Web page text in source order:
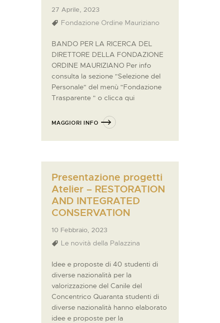
27 Aprile, 2023
Fondazione Ordine Mauriziano
BANDO PER LA RICERCA DEL
DIRETTORE DELLA FONDAZIONE
ORDINE MAURIZIANO Per info
consulta la sezione "Selezione del
Personale" del menù "Fondazione
Trasparente " o clicca qui
MAGGIORI INFO
Presentazione progetti
Atelier – RESTORATION
AND INTEGRATED
CONSERVATION
10 Febbraio, 2023
Le novità della Palazzina
Idee e proposte di 40 studenti di
diverse nazionalità per la
valorizzazione del Canile del
Concentrico Quaranta studenti di
diverse nazionalità hanno elaborato
idee e proposte per la